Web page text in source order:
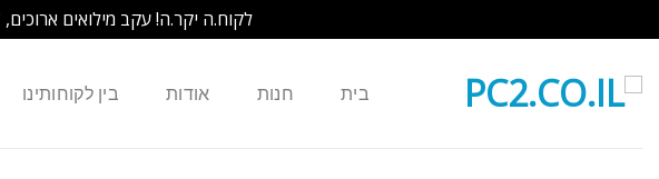
לקוח.ה יקר.ה! עקב מילואים
content
בית חנות אודות בין לקוחותינו